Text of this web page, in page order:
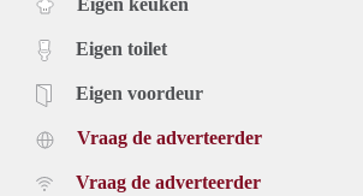
Eigen toilet
Eigen voordeur
Vraag de adverteerder
Vraag de adverteerder